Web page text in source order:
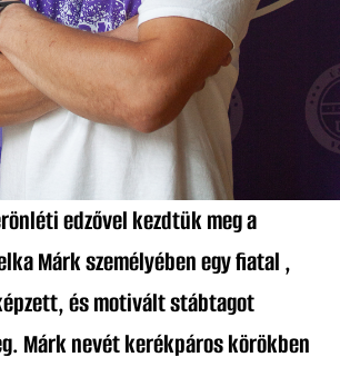
edzővel kezdtük meg a
Márk személyében egy fiatal ,
és motivált stábtagot
Márk nevét kerékpáros körökben